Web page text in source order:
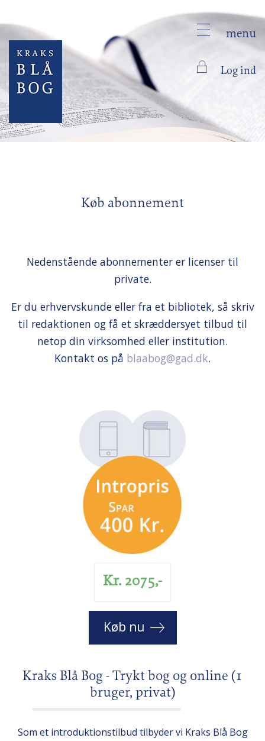
menu
Log ind
Køb abonnement
Nedenstående abonnementer er licenser til
private.
Er du erhvervskunde eller fra et bibliotek, så skriv
til redaktionen og få et skræddersyet tilbud til
netop din virksomhed eller institution.
Kontakt os på blaabog@gad.dk.
Kr. 2075,-
Køb nu
Kraks Blå Bog - Trykt bog og online (1
bruger, privat)
Som et introduktionstilbud tilbyder vi Kraks Blå Bog